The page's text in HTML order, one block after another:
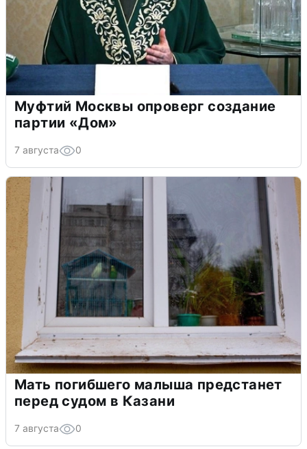
Муфтий Москвы опроверг создание
партии «Дом»
7 августа 0
Мать погибшего малыша предстанет
перед судом в Казани
7 августа 0